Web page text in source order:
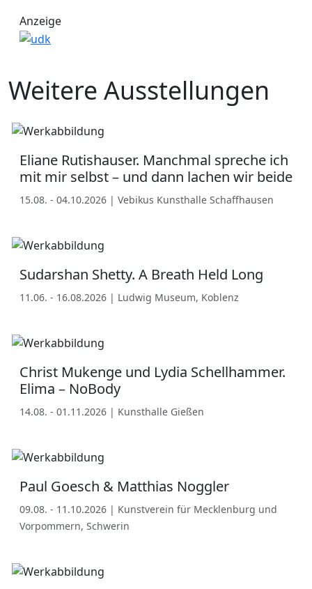
Anzeige
Weitere Ausstellungen
Eliane Rutishauser. Manchmal spreche ich
mit mir selbst – und dann lachen wir beide
15.08. - 04.10.2026 | Vebikus Kunsthalle Schaffhausen
Sudarshan Shetty. A Breath Held Long
11.06. - 16.08.2026 | Ludwig Museum, Koblenz
Christ Mukenge und Lydia Schellhammer.
Elima – NoBody
14.08. - 01.11.2026 | Kunsthalle Gießen
Paul Goesch & Matthias Noggler
09.08. - 11.10.2026 | Kunstverein für Mecklenburg und
Vorpommern, Schwerin